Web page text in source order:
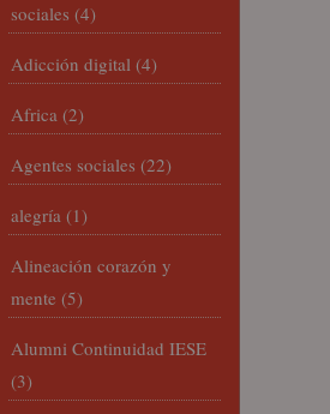
sociales (4)
Adicción digital (4)
Africa (2)
Agentes sociales (22)
alegría (1)
Alineación corazón y
mente (5)
Alumni Continuidad IESE
(3)